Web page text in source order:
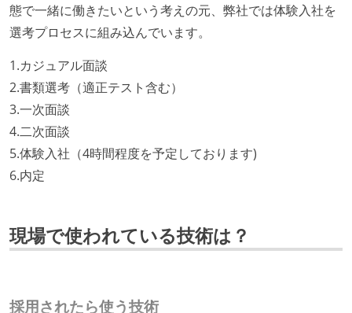
態で一緒に働きたいという考えの元、弊社では体験入社を
選考プロセスに組み込んでいます。
1.カジュアル面談
2.書類選考（適正テスト含む）
3.一次面談
4.二次面談
5.体験入社（4時間程度を予定しております)
6.内定
現場で使われている技術は？
採用されたら使う技術